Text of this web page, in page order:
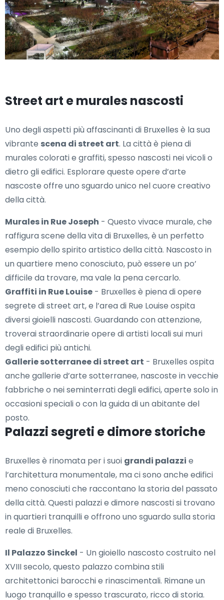
Street art e murales nascosti
Uno degli aspetti più affascinanti di Bruxelles è la sua
vibrante scena di street art. La città è piena di
murales colorati e graffiti, spesso nascosti nei vicoli o
dietro gli edifici. Esplorare queste opere d’arte
nascoste offre uno sguardo unico nel cuore creativo
della città.
Murales in Rue Joseph - Questo vivace murale, che
raffigura scene della vita di Bruxelles, è un perfetto
esempio dello spirito artistico della città. Nascosto in
un quartiere meno conosciuto, può essere un po’
difficile da trovare, ma vale la pena cercarlo.
Graffiti in Rue Louise - Bruxelles è piena di opere
segrete di street art, e l’area di Rue Louise ospita
diversi gioielli nascosti. Guardando con attenzione,
troverai straordinarie opere di artisti locali sui muri
degli edifici più antichi.
Gallerie sotterranee di street art - Bruxelles ospita
anche gallerie d’arte sotterranee, nascoste in vecchie
fabbriche o nei seminterrati degli edifici, aperte solo in
occasioni speciali o con la guida di un abitante del
posto.
Palazzi segreti e dimore storiche
Bruxelles è rinomata per i suoi grandi palazzi e
l’architettura monumentale, ma ci sono anche edifici
meno conosciuti che raccontano la storia del passato
della città. Questi palazzi e dimore nascosti si trovano
in quartieri tranquilli e offrono uno sguardo sulla storia
reale di Bruxelles.
Il Palazzo Sinckel - Un gioiello nascosto costruito nel
XVIII secolo, questo palazzo combina stili
architettonici barocchi e rinascimentali. Rimane un
luogo tranquillo e spesso trascurato, ricco di storia.